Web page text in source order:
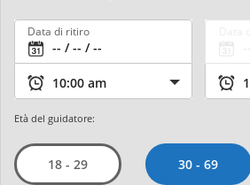
Data di ritiro
Età del guidatore:
18 - 29 30 - 69